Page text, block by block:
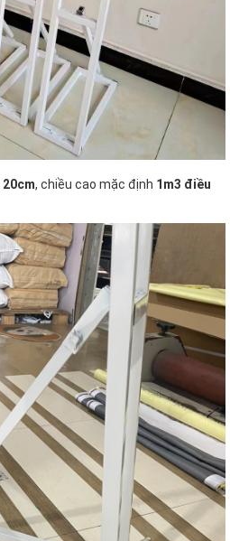
20cm, chiều cao mặc định 1m3 điều